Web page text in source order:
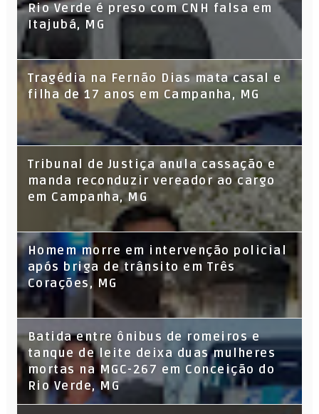
Rio Verde é preso com CNH falsa em
Itajubá, MG
Tragédia na Fernão Dias mata casal e
filha de 17 anos em Campanha, MG
Tribunal de Justiça anula cassação e
manda reconduzir vereador ao cargo
em Campanha, MG
Homem morre em intervenção policial
após briga de trânsito em Três
Corações, MG
Batida entre ônibus de romeiros e
tanque de leite deixa duas mulheres
mortas na MGC-267 em Conceição do
Rio Verde, MG